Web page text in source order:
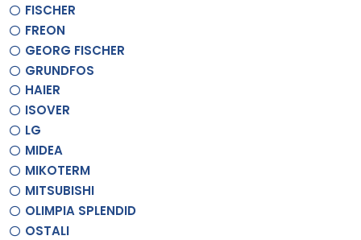
FISCHER
FREON
GEORG FISCHER
GRUNDFOS
HAIER
ISOVER
LG
MIDEA
MIKOTERM
MITSUBISHI
OLIMPIA SPLENDID
OSTALI